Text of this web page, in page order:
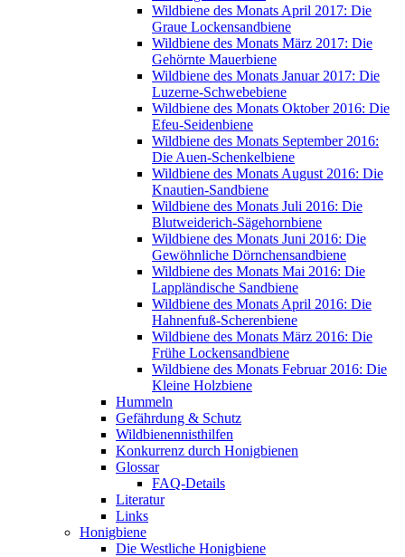
Wildbiene des Monats April 2017: Die
Graue Lockensandbiene
Wildbiene des Monats März 2017: Die
Gehörnte Mauerbiene
Wildbiene des Monats Januar 2017: Die
Luzerne-Schwebebiene
Wildbiene des Monats Oktober 2016: Die
Efeu-Seidenbiene
Wildbiene des Monats September 2016:
Die Auen-Schenkelbiene
Wildbiene des Monats August 2016: Die
Knautien-Sandbiene
Wildbiene des Monats Juli 2016: Die
Blutweiderich-Sägehornbiene
Wildbiene des Monats Juni 2016: Die
Gewöhnliche Dörnchensandbiene
Wildbiene des Monats Mai 2016: Die
Lappländische Sandbiene
Wildbiene des Monats April 2016: Die
Hahnenfuß-Scherenbiene
Wildbiene des Monats März 2016: Die
Frühe Lockensandbiene
Wildbiene des Monats Februar 2016: Die
Kleine Holzbiene
Hummeln
Gefährdung & Schutz
Wildbienennisthilfen
Konkurrenz durch Honigbienen
Glossar
FAQ-Details
Literatur
Links
Honigbiene
Die Westliche Honigbiene